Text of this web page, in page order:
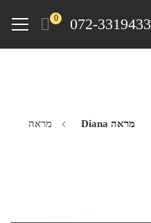
072-3319433
0
Menu
מראה Diana
מראה